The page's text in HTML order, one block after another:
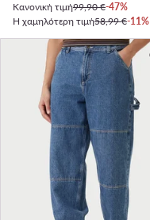
Κανονική τιμή99,90 €-47%
Η χαμηλότερη τιμή58,99 €-11%